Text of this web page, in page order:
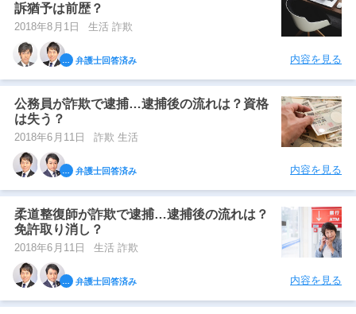
訴猶予は前歴？
2018年8月1日 生活 詐欺
弁護士回答済み 内容を見る
公務員が詐欺で逮捕…逮捕後の流れは？資格
は失う？
2018年6月11日 詐欺 生活
弁護士回答済み 内容を見る
柔道整復師が詐欺で逮捕…逮捕後の流れは？
免許取り消し？
2018年6月11日 生活 詐欺
弁護士回答済み 内容を見る